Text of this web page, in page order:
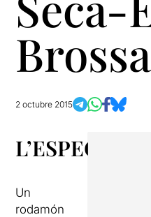
Brossa
2 octubre 2015
Un
rodamón